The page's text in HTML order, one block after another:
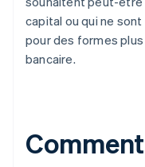
capital ou qui ne
pour des formes
bancaire.